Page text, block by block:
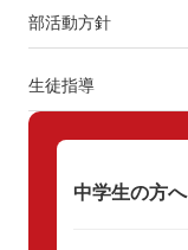
部活動方針
生徒指導
中学生の方へ